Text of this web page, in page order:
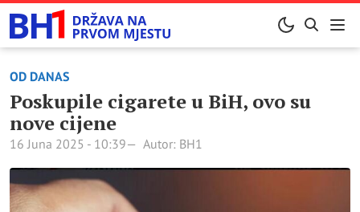
OD DANAS
Poskupile cigarete u BiH, ovo su
nove cijene
16 Juna 2025 - 10:39 Autor: BH1